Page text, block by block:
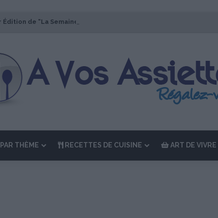
Édition de “La Semaine des Chefs” du 19 au 24 octobre 2026
THÈME RECETTES DE CUISINE ART DE VIVRE